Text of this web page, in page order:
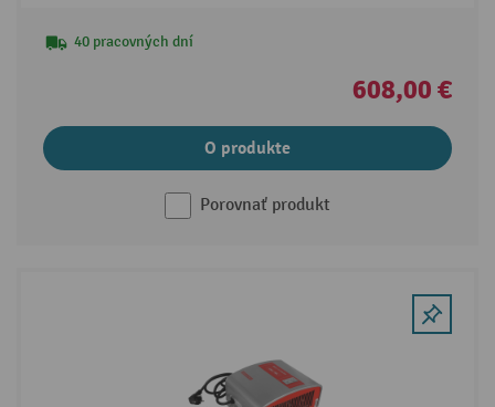
40 pracovných dní
608,00 €
O produkte
Porovnať produkt